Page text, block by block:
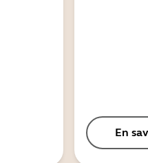
En